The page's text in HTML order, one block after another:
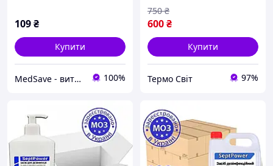
109₴
Купити
MedSave - витратні матеріали для індустрії красоти 100%
600₴
750 ₴
Купити
Термо Свiт 97%